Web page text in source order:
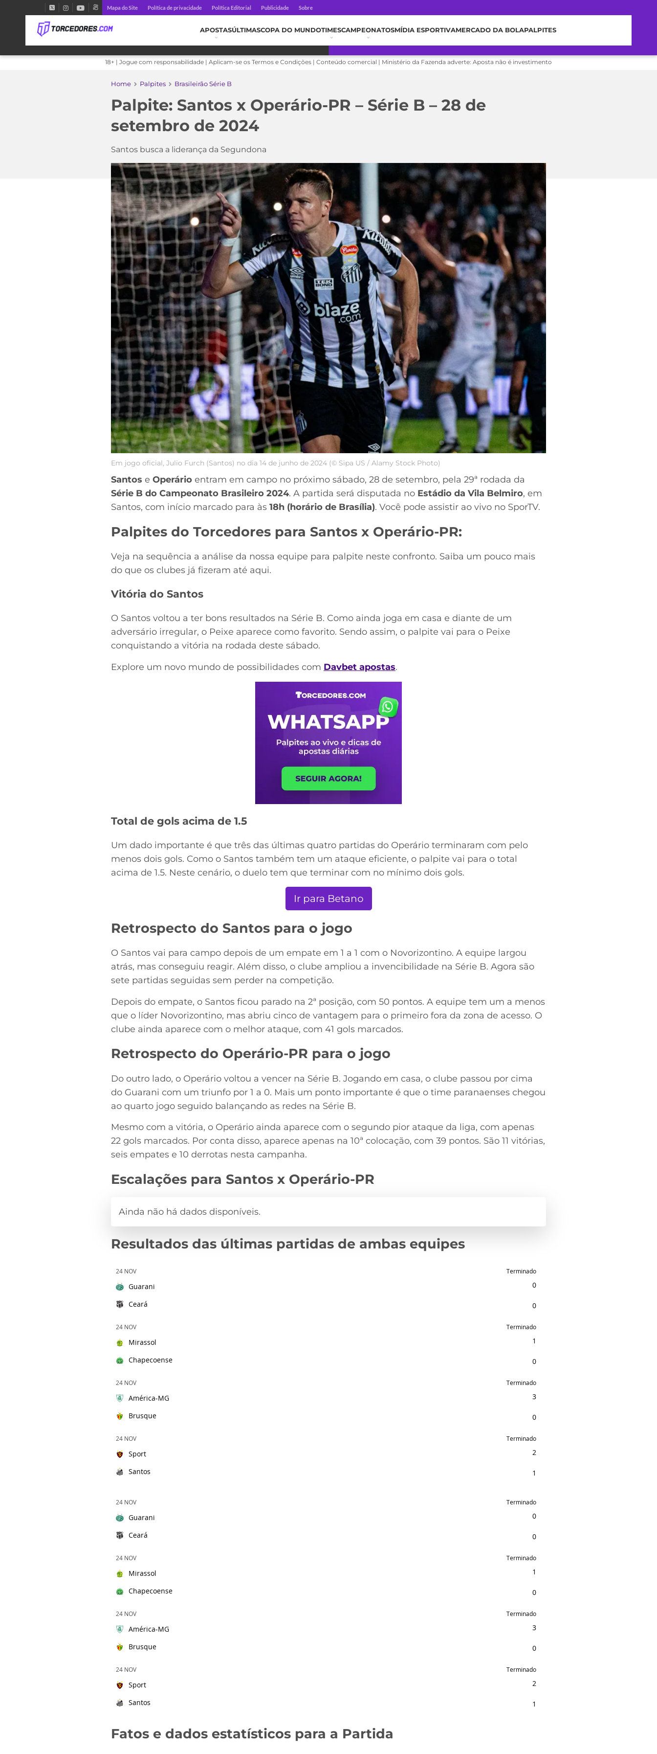
Mapa do Site Política de privacidade Política Editorial Publicidade Sobre
APOSTASÚLTIMASCOPA DO MUNDOTIMESCAMPEONATOSMÍDIA ESPORTIVAMERCADO DA BOLAPALPITES
18+ | Jogue com responsabilidade | Aplicam-se os Termos e Condições | Conteúdo comercial | Ministério da Fazenda adverte: Aposta não é investimento
Home Palpites Brasileirão Série B
Palpite: Santos x Operário-PR – Série B – 28 de
setembro de 2024
Santos busca a liderança da Segundona
Em jogo oficial, Julio Furch (Santos) no dia 14 de junho de 2024 (© Sipa US / Alamy Stock Photo)
Santos e Operário entram em campo no próximo sábado, 28 de setembro, pela 29ª rodada da
Série B do Campeonato Brasileiro 2024. A partida será disputada no Estádio da Vila Belmiro, em
Santos, com início marcado para às 18h (horário de Brasília). Você pode assistir ao vivo no SporTV.
Palpites do Torcedores para Santos x Operário-PR:
Veja na sequência a análise da nossa equipe para palpite neste confronto. Saiba um pouco mais
do que os clubes já fizeram até aqui.
Vitória do Santos
O Santos voltou a ter bons resultados na Série B. Como ainda joga em casa e diante de um
adversário irregular, o Peixe aparece como favorito. Sendo assim, o palpite vai para o Peixe
conquistando a vitória na rodada deste sábado.
Explore um novo mundo de possibilidades com Davbet apostas.
Total de gols acima de 1.5
Um dado importante é que três das últimas quatro partidas do Operário terminaram com pelo
menos dois gols. Como o Santos também tem um ataque eficiente, o palpite vai para o total
acima de 1.5. Neste cenário, o duelo tem que terminar com no mínimo dois gols.
Ir para Betano
Retrospecto do Santos para o jogo
O Santos vai para campo depois de um empate em 1 a 1 com o Novorizontino. A equipe largou
atrás, mas conseguiu reagir. Além disso, o clube ampliou a invencibilidade na Série B. Agora são
sete partidas seguidas sem perder na competição.
Depois do empate, o Santos ficou parado na 2ª posição, com 50 pontos. A equipe tem um a menos
que o líder Novorizontino, mas abriu cinco de vantagem para o primeiro fora da zona de acesso. O
clube ainda aparece com o melhor ataque, com 41 gols marcados.
Retrospecto do Operário-PR para o jogo
Do outro lado, o Operário voltou a vencer na Série B. Jogando em casa, o clube passou por cima
do Guarani com um triunfo por 1 a 0. Mais um ponto importante é que o time paranaenses chegou
ao quarto jogo seguido balançando as redes na Série B.
Mesmo com a vitória, o Operário ainda aparece com o segundo pior ataque da liga, com apenas
22 gols marcados. Por conta disso, aparece apenas na 10ª colocação, com 39 pontos. São 11 vitórias,
seis empates e 10 derrotas nesta campanha.
Escalações para Santos x Operário-PR
Resultados das últimas partidas de ambas equipes
24 NOV Terminado
Guarani
Ceará
0
0
24 NOV Terminado
Mirassol
Chapecoense
1
0
24 NOV Terminado
América-MG
Brusque
3
0
24 NOV Terminado
Sport
Santos
2
1
24 NOV Terminado
Guarani
Ceará
0
0
24 NOV Terminado
Mirassol
Chapecoense
1
0
24 NOV Terminado
América-MG
Brusque
3
0
24 NOV Terminado
Sport
Santos
2
1
Fatos e dados estatísticos para a Partida